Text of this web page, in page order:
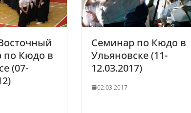
по Кюдо в
(07-
Семинар по Кюдо в
Ульяновске (11-
12.03.2017)
02.03.2017